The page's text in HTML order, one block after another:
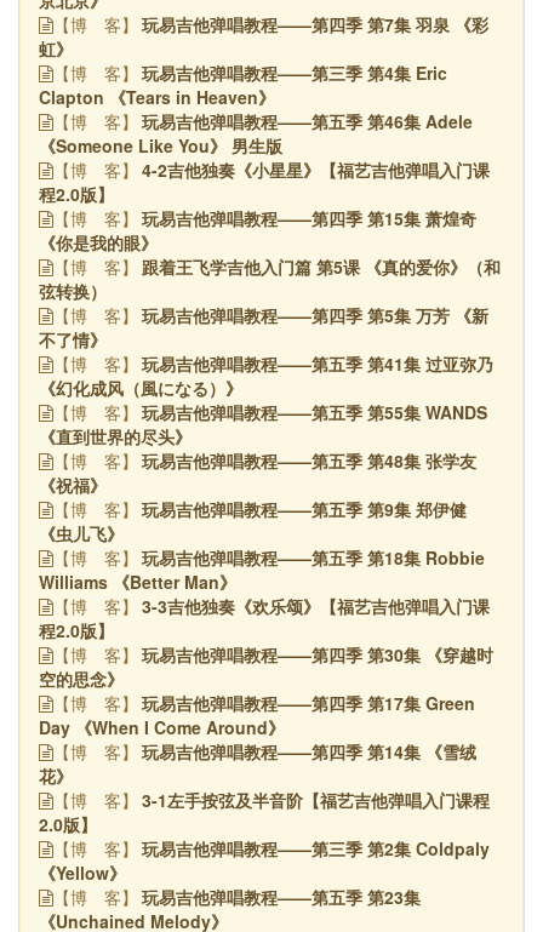
【博 客】
玩易吉他弹唱教程——第四季 第7集 羽泉 《彩
虹》
【博 客】
玩易吉他弹唱教程——第三季 第4集 Eric
Clapton 《Tears in Heaven》
【博 客】
玩易吉他弹唱教程——第五季 第46集 Adele
《Someone Like You》 男生版
【博 客】
4-2吉他独奏《小星星》【福艺吉他弹唱入门课
程2.0版】
【博 客】
玩易吉他弹唱教程——第四季 第15集 萧煌奇
《你是我的眼》
【博 客】
跟着王飞学吉他入门篇 第5课 《真的爱你》（和
弦转换）
【博 客】
玩易吉他弹唱教程——第四季 第5集 万芳 《新
不了情》
【博 客】
玩易吉他弹唱教程——第五季 第41集 过亚弥乃
《幻化成风（風になる）》
【博 客】
玩易吉他弹唱教程——第五季 第55集 WANDS
《直到世界的尽头》
【博 客】
玩易吉他弹唱教程——第五季 第48集 张学友
《祝福》
【博 客】
玩易吉他弹唱教程——第五季 第9集 郑伊健
《虫儿飞》
【博 客】
玩易吉他弹唱教程——第五季 第18集 Robbie
Williams 《Better Man》
【博 客】
3-3吉他独奏《欢乐颂》【福艺吉他弹唱入门课
程2.0版】
【博 客】
玩易吉他弹唱教程——第四季 第30集 《穿越时
空的思念》
【博 客】
玩易吉他弹唱教程——第四季 第17集 Green
Day 《When I Come Around》
【博 客】
玩易吉他弹唱教程——第四季 第14集 《雪绒
花》
【博 客】
3-1左手按弦及半音阶【福艺吉他弹唱入门课程
2.0版】
【博 客】
玩易吉他弹唱教程——第三季 第2集 Coldpaly
《Yellow》
【博 客】
玩易吉他弹唱教程——第五季 第23集
《Unchained Melody》